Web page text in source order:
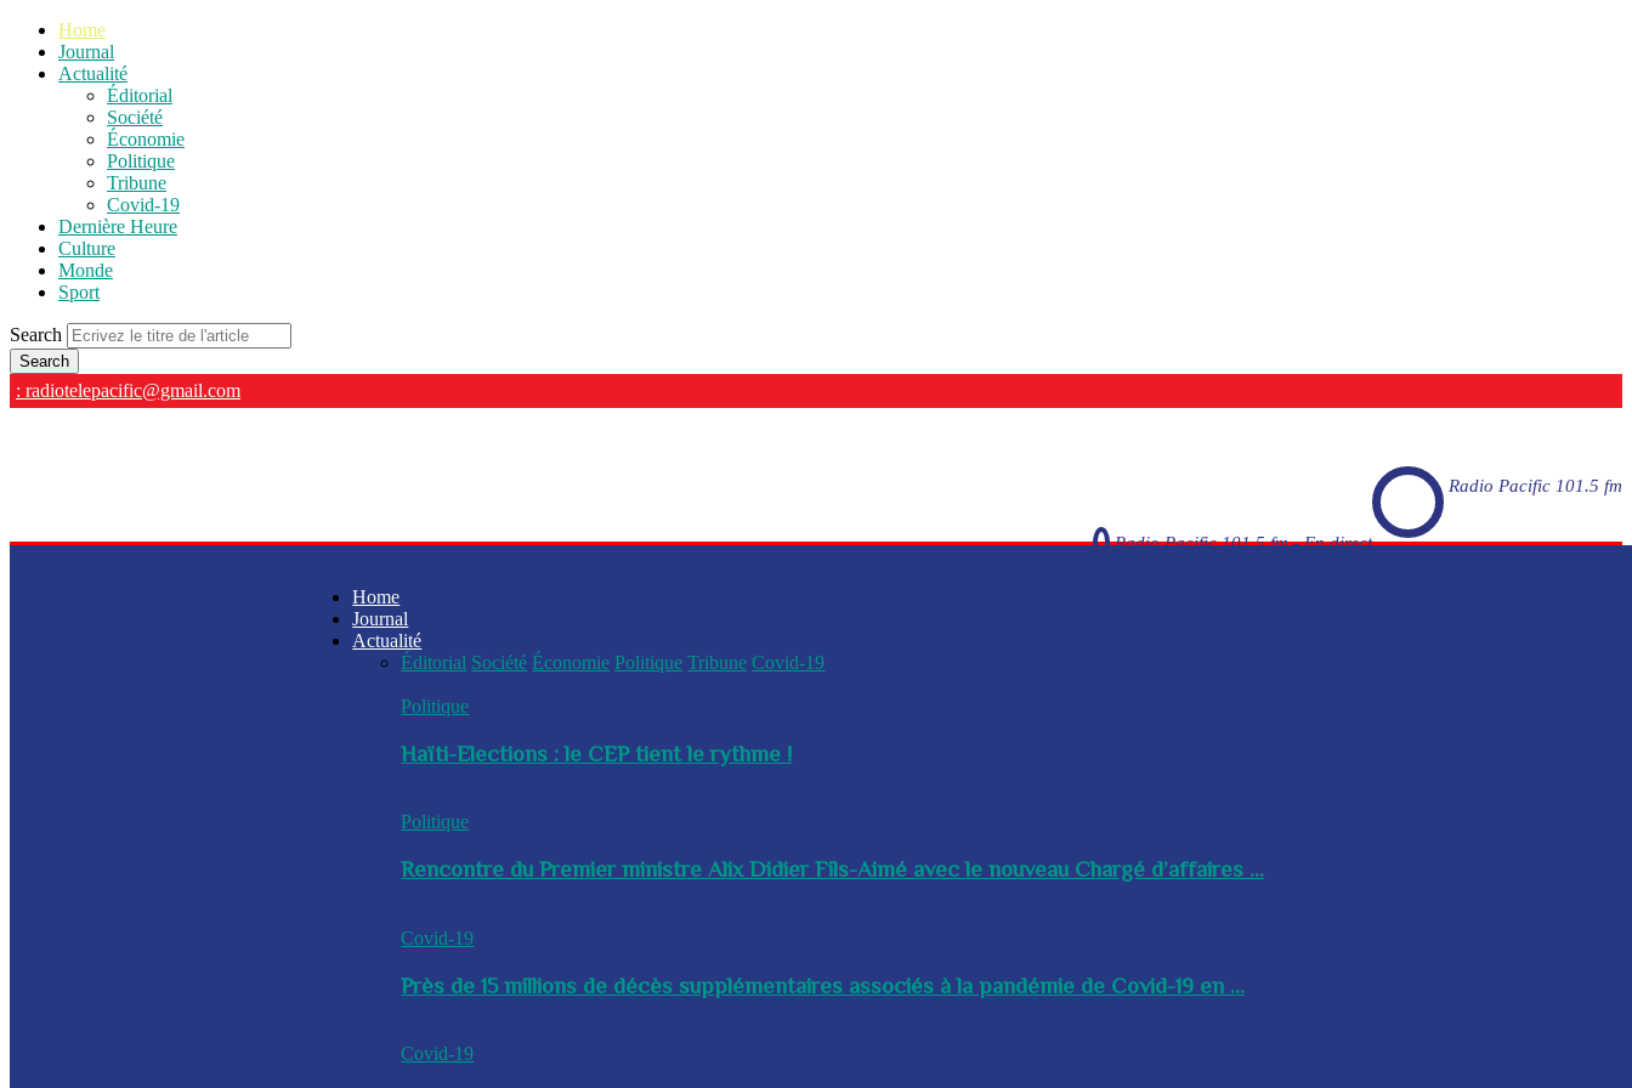
Home
Journal
Actualité
Éditorial
Société
Économie
Politique
Tribune
Covid-19
Dernière Heure
Culture
Monde
Sport
Search
: radiotelepacific@gmail.com
Radio Pacific 101.5 fm
Radio Pacific 101.5 fm - En direct
Home
Journal
Actualité
Éditorial Société Économie Politique Tribune Covid-19
Politique
Haïti-Elections : le CEP tient le rythme !
Politique
Rencontre du Premier ministre Alix Didier Fils-Aimé avec le nouveau Chargé d’affaires ...
Covid-19
Près de 15 millions de décès supplémentaires associés à la pandémie de Covid-19 en ...
Covid-19